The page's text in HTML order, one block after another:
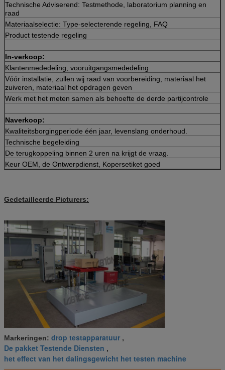
Technische Adviserend: Testmethode, laboratorium planning en
raad
Materiaalselectie: Type-selecterende regeling, FAQ
Product testende regeling
In-verkoop:
Klantenmededeling, vooruitgangsmededeling
Vóór installatie, zullen wij raad van voorbereiding, materiaal het
zuiveren, materiaal het opdragen geven
Werk met het meten samen als behoefte de derde partijcontrole
Naverkoop:
Kwaliteitsborgingperiode één jaar, levenslang onderhoud.
Technische begeleiding
De terugkoppeling binnen 2 uren na krijgt de vraag.
Keur OEM, de Ontwerpdienst, Kopersetiket goed
Gedetailleerde Picturers:
Markeringen: drop testapparatuur ,
De pakket Testende Diensten ,
het effect van het dalingsgewicht het testen machine